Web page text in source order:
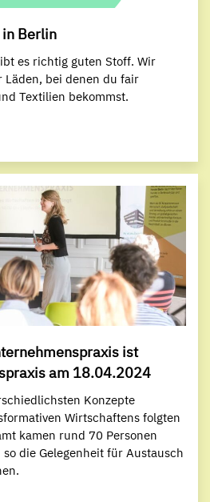
in Berlin
es richtig guten Stoff. Wir
bei denen du fair
Textilien bekommst.
ist
am 18.04.2024
Konzepte
Wirtschaftens folgten
kamen rund 70 Personen
die Gelegenheit für Austausch